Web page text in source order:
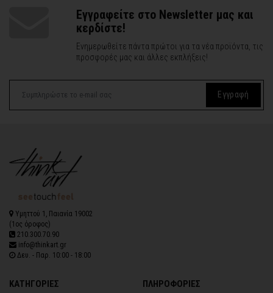
Εγγραφείτε στο Newsletter μας και
κερδίστε!
Ενημερωθείτε πάντα πρώτοι για τα νέα προϊόντα, τις
προσφορές μας και άλλες εκπλήξεις!
Εγγραφή
Υμηττού 1, Παιανία 19002
(1ος όροφος)
210.300.70.90
info@thinkart.gr
Δευ. - Παρ. 10:00 - 18:00
ΚΑΤΗΓΟΡΙΕΣ ΠΛΗΡΟΦΟΡΙΕΣ